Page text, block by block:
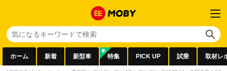
ホーム 新着 新型車 特集 PICK UP 試乗 取材レ